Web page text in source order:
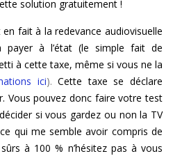
solution gratuitement !
fait à la redevance audiovisuelle
payer à l’état (le simple fait de
à cette taxe, même si vous ne la
ici).Cette taxe se déclare
Vous pouvez donc faire votre test
si vous gardez ou non la TV
qui me semble avoir compris de
à 100 % n’hésitez pas à vous